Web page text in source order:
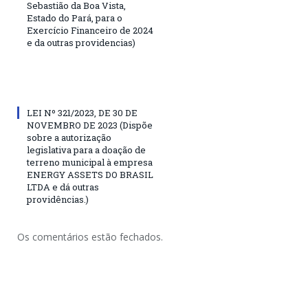
Sebastião da Boa Vista,
Estado do Pará, para o
Exercício Financeiro de 2024
e da outras providencias)
LEI Nº 321/2023, DE 30 DE
NOVEMBRO DE 2023 (Dispõe
sobre a autorização
legislativa para a doação de
terreno municipal à empresa
ENERGY ASSETS DO BRASIL
LTDA e dá outras
providências.)
Os comentários estão fechados.